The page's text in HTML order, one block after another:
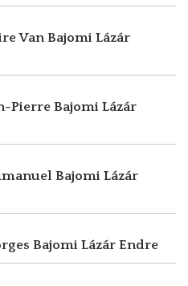
VanBajomi Lázár
Pierre Bajomi Lázár
Bajomi Lázár
Bajomi Lázár Endre